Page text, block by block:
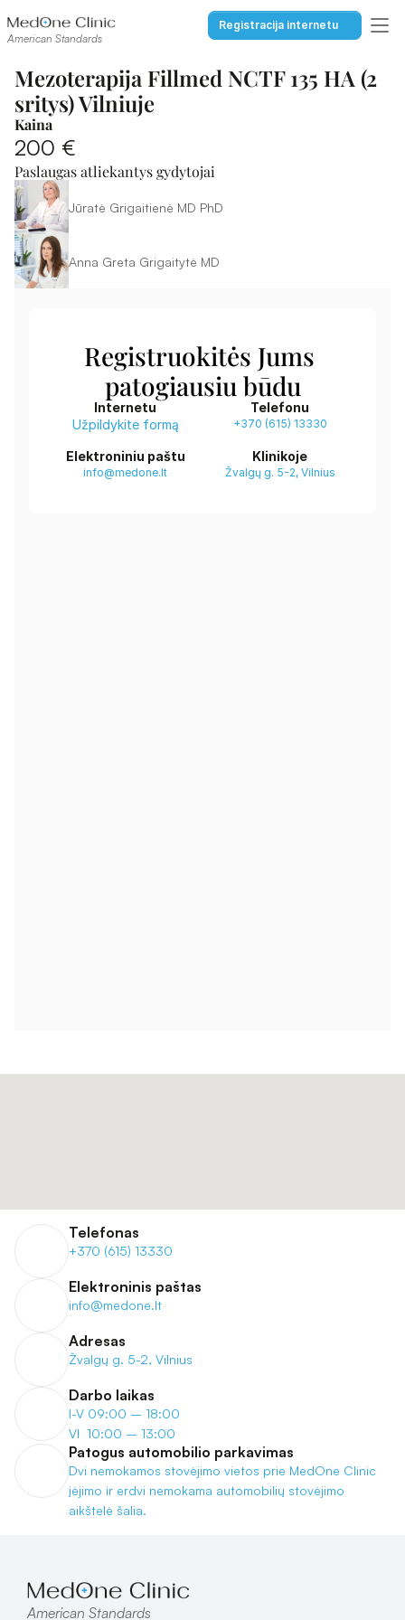
American Standards
Registracija internetu
Mezoterapija Fillmed NCTF 135 HA (2
sritys) Vilniuje
Kaina
200 €
Paslaugas atliekantys gydytojai
Jūratė Grigaitienė MD PhD
Anna Greta Grigaitytė MD
Registruokitės Jums
patogiausiu būdu
Internetu
Užpildykite formą
Telefonu
+370 (615) 13330
Elektroniniu paštu
info@medone.lt
Klinikoje
Žvalgų g. 5-2, Vilnius
Telefonas
+370 (615) 13330
Elektroninis paštas
info@medone.lt
Adresas
Žvalgų g. 5-2, Vilnius
Darbo laikas
I-V 09:00 – 18:00
VI  10:00 – 13:00
Patogus automobilio parkavimas
Dvi nemokamos stovėjimo vietos prie MedOne Clinic
įėjimo ir erdvi nemokama automobilių stovėjimo
aikštelė šalia.
American Standards